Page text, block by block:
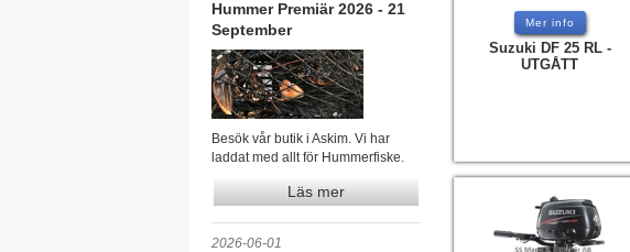
Mer info
Suzuki DF 25 RL -
UTGÅTT
Hummer Premiär 2026 - 21
September
Besök vår butik i Askim. Vi har
laddat med allt för Hummerfiske.
Läs mer
2026-06-01